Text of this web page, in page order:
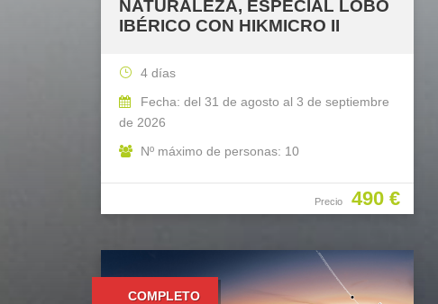
NATURALEZA, ESPECIAL LOBO
IBÉRICO CON HIKMICRO II
Precio 490 €
4 días
Fecha: del 31 de agosto al 3 de septiembre
de 2026
Nº máximo de personas: 10
COMPLETO